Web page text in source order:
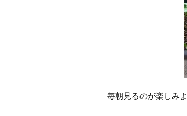
毎朝見るのが楽しみよ